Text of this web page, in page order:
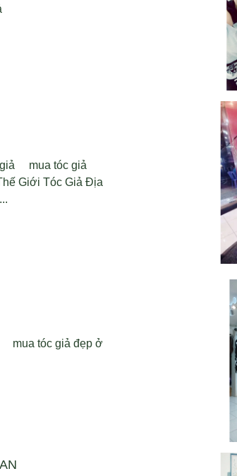
giả mua tóc giả
Giới Tóc Giả Địa
mua tóc giả đẹp ở